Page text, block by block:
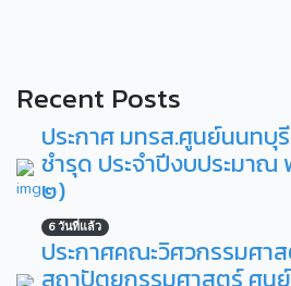
Recent Posts
ประกาศ มทรส.ศูนย์นนทบุ
ชำรุด ประจำปีงบประมา
๒)
6 วันที่แล้ว
ประกาศคณะวิศวกรรมศา
สถาปัตยกรรมศาสตร์ ศูน